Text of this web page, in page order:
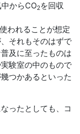
からCO2を回収
われることが想定
それもそのはずで
及に至ったものは
験室の中のもので
つかあるといった
ったとしても、コ